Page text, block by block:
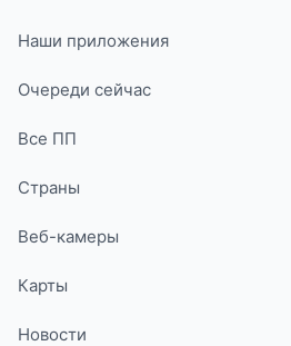
Наши приложения
Очереди сейчас
Все ПП
Страны
Веб-камеры
Карты
Новости